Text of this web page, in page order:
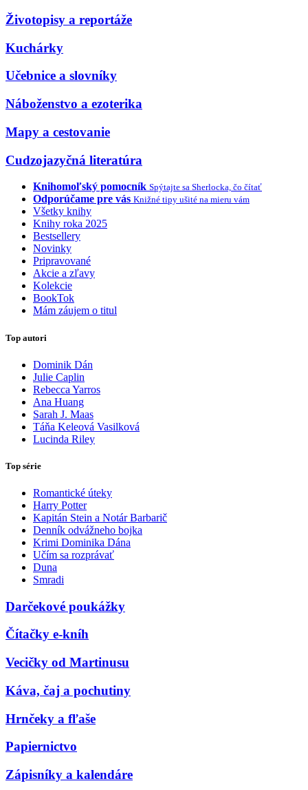
Životopisy a reportáže
Kuchárky
Učebnice a slovníky
Náboženstvo a ezoterika
Mapy a cestovanie
Cudzojazyčná literatúra
Knihomoľský pomocník Spýtajte sa Sherlocka, čo čítať
Odporúčame pre vás Knižné tipy ušité na mieru vám
Všetky knihy
Knihy roka 2025
Bestsellery
Novinky
Pripravované
Akcie a zľavy
Kolekcie
BookTok
Mám záujem o titul
Top autori
Dominik Dán
Julie Caplin
Rebecca Yarros
Ana Huang
Sarah J. Maas
Táňa Keleová Vasilková
Lucinda Riley
Top série
Romantické úteky
Harry Potter
Kapitán Stein a Notár Barbarič
Denník odvážneho bojka
Krimi Dominika Dána
Učím sa rozprávať
Duna
Smradi
Darčekové poukážky
Čítačky e-kníh
Vecičky od Martinusu
Káva, čaj a pochutiny
Hrnčeky a fľaše
Papiernictvo
Zápisníky a kalendáre